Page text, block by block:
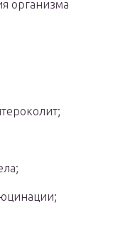
организма